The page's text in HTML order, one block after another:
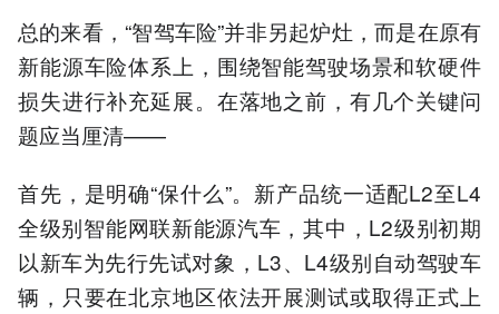
总的来看，“智驾车险”并非另起炉灶，而是在原有
新能源车险体系上，围绕智能驾驶场景和软硬件
损失进行补充延展。在落地之前，有几个关键问
题应当厘清——
首先，是明确“保什么”。新产品统一适配L2至L4
全级别智能网联新能源汽车，其中，L2级别初期
以新车为先行先试对象，L3、L4级别自动驾驶车
辆，只要在北京地区依法开展测试或取得正式上